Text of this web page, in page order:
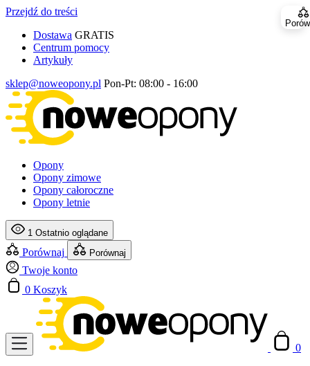
Przejdź do treści
Dostawa GRATIS
Centrum pomocy
Artykuły
sklep@noweopony.pl Pon-Pt: 08:00 - 16:00
Opony
Opony zimowe
Opony całoroczne
Opony letnie
1 Ostatnio oglądane
Porównaj Porównaj
Twoje konto
0 Koszyk
0